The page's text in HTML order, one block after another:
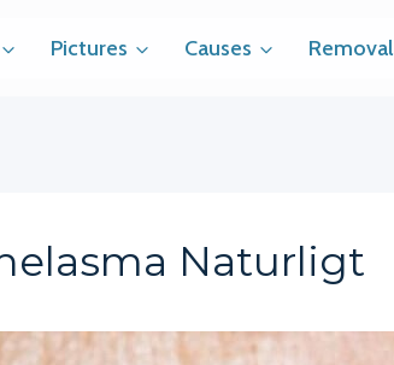
Pictures Causes Removal
Naturligt